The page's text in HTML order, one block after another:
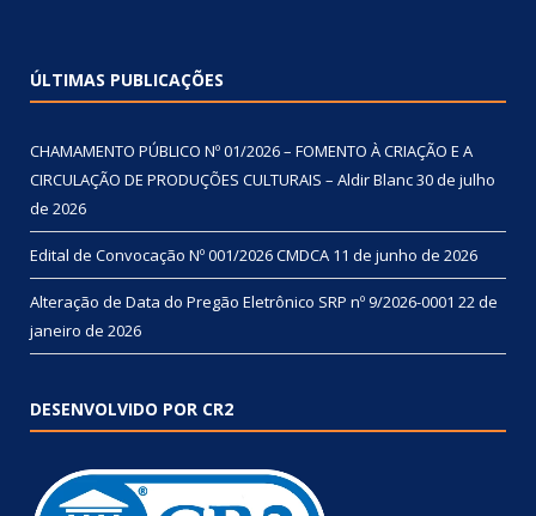
ÚLTIMAS PUBLICAÇÕES
CHAMAMENTO PÚBLICO Nº 01/2026 – FOMENTO À CRIAÇÃO E A
CIRCULAÇÃO DE PRODUÇÕES CULTURAIS – Aldir Blanc30 de julho
de 2026
Edital de Convocação Nº 001/2026 CMDCA 11 de junho de 2026
Alteração de Data do Pregão Eletrônico SRP nº 9/2026-0001 22 de
janeiro de 2026
DESENVOLVIDO POR CR2